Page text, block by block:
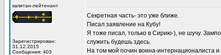
капитан-лейтенант
Зарегистрирован:
31.12.2015
Сообщения: 403
Секретная часть- это уже ближе.
Писал заявление на Кубу!
Я тоже писал, только в Сирию-), не шучу.
служить будешь здесь.
На том мой почин воина-интернационалиста и